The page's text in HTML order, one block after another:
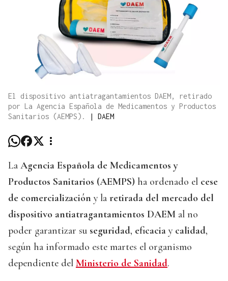
El dispositivo antiatragantamientos DAEM, retirado
por La Agencia Española de Medicamentos y Productos
Sanitarios (AEMPS).
| DAEM
La Agencia Española de Medicamentos y
Productos Sanitarios (AEMPS) ha ordenado el cese
de comercialización y la retirada del mercado del
dispositivo antiatragantamientos DAEM al no
poder garantizar su seguridad, eficacia y calidad,
según ha informado este martes el organismo
dependiente del Ministerio de Sanidad.